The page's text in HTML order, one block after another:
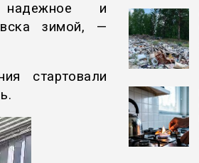
надежное и
зимой, —
стартовали